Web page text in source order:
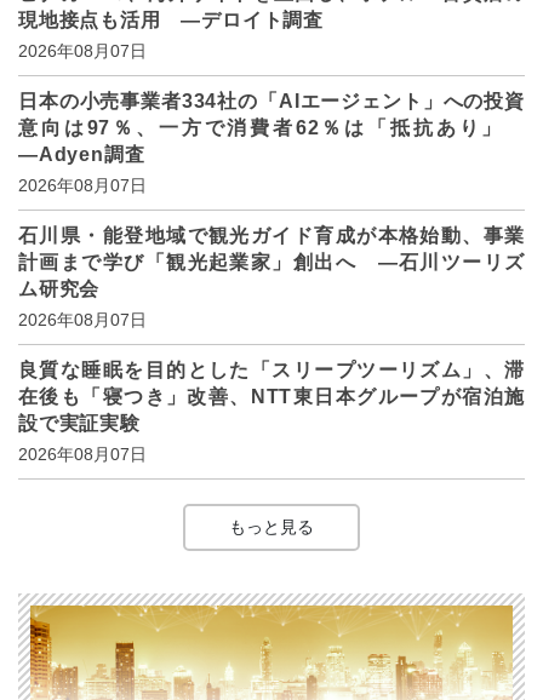
現地接点も活用 ―デロイト調査
2026年08月07日
日本の小売事業者334社の「AIエージェント」への投資
意向は97％、一方で消費者62％は「抵抗あり」
―Adyen調査
2026年08月07日
石川県・能登地域で観光ガイド育成が本格始動、事業
計画まで学び「観光起業家」創出へ ―石川ツーリズ
ム研究会
2026年08月07日
良質な睡眠を目的とした「スリープツーリズム」、滞
在後も「寝つき」改善、NTT東日本グループが宿泊施
設で実証実験
2026年08月07日
もっと見る